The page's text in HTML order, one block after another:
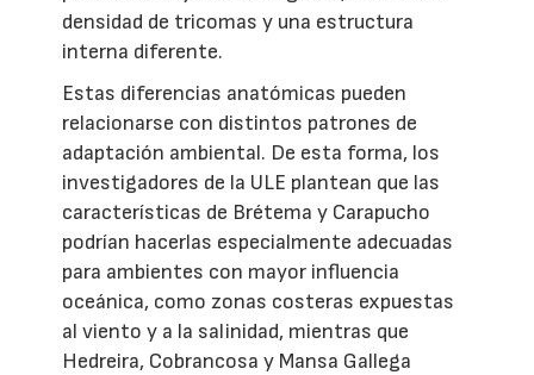
densidad de tricomas y una estructura
interna diferente.
Estas diferencias anatómicas pueden
relacionarse con distintos patrones de
adaptación ambiental. De esta forma, los
investigadores de la ULE plantean que las
características de Brétema y Carapucho
podrían hacerlas especialmente adecuadas
para ambientes con mayor influencia
oceánica, como zonas costeras expuestas
al viento y a la salinidad, mientras que
Hedreira, Cobrancosa y Mansa Gallega